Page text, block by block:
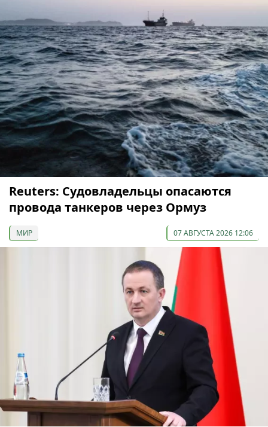
Reuters: Судовладельцы опасаются
провода танкеров через Ормуз
МИР 07 АВГУСТА 2026 12:06